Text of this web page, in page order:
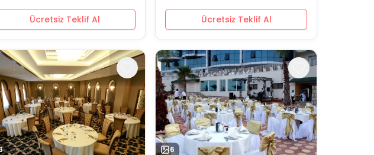
Ücretsiz Teklif Al Ücretsiz Teklif Al
6